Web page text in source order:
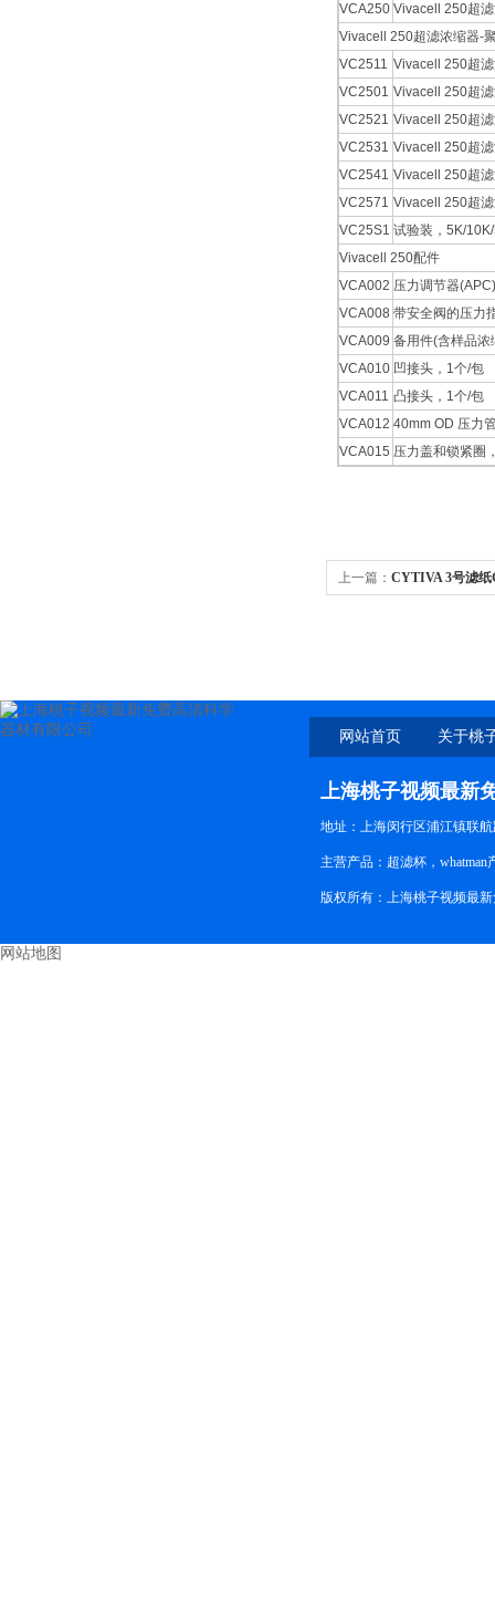
VCA250 Vivacell 250超滤浓
Vivacell 250超滤浓缩器-
VC2511 Vivacell 250超
VC2501 Vivacell 250超
VC2521 Vivacell 250超
VC2531 Vivacell 250超
VC2541 Vivacell 250超
VC2571 Vivacell 250超
VC25S1 试验装，5K/
Vivacell 250配件
VCA002 压力调节器
VCA008 带安全阀的压力
VCA009 备用件(含样品浓
VCA010 凹接头，1个/包
VCA011 凸接头，1个/包
VCA012 40mm OD 压力管
VCA015 压力盖和锁紧圈
上一篇： CYTIVA 3号滤纸
网站首页 关于桃
新免
上海桃子视频最新
地址：上海闵行区浦江镇联
主营产品：超滤杯，whatman
版权所有：上海桃子视频最
网站地图